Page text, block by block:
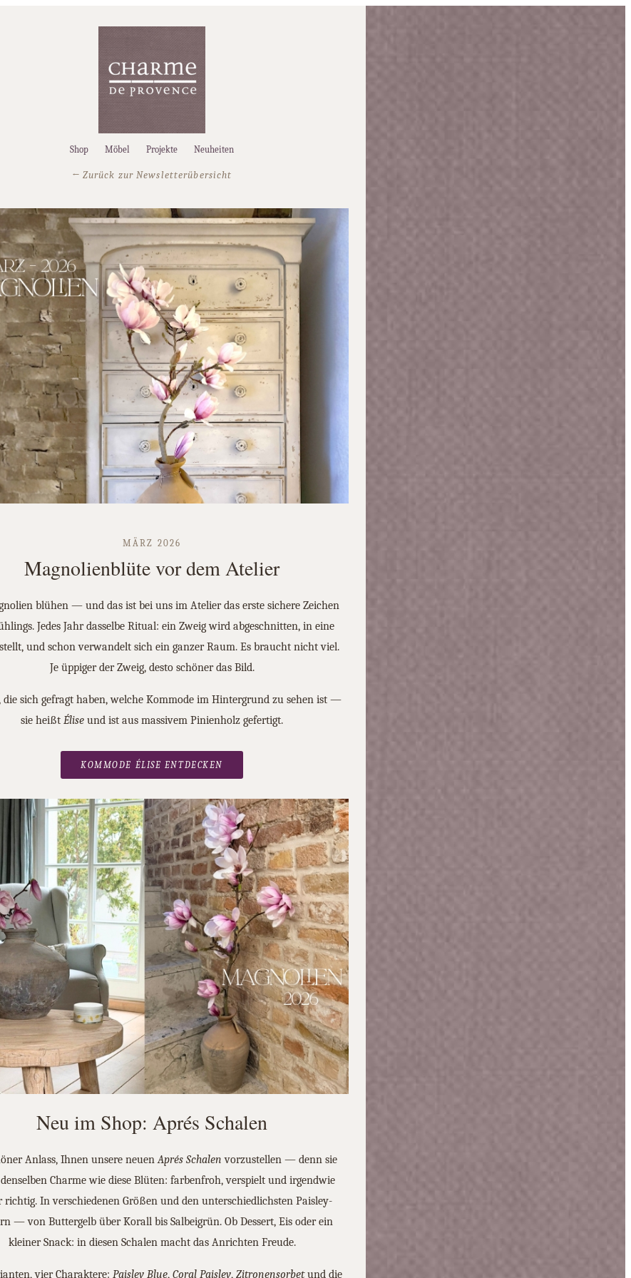
Shop Möbel Projekte Neuheiten
← Zurück zur Newsletterübersicht
MÄRZ 2026
Magnolienblüte vor dem Atelier
blühen — und das ist bei uns im Atelier das erste sichere Zeichen
Jedes Jahr dasselbe Ritual: ein Zweig wird abgeschnitten, in eine
und schon verwandelt sich ein ganzer Raum. Es braucht nicht viel.
Je üppiger der Zweig, desto schöner das Bild.
die sich gefragt haben, welche Kommode im Hintergrund zu sehen ist —
sie heißt Élise und ist aus massivem Pinienholz gefertigt.
KOMMODE ÉLISE ENTDECKEN
Neu im Shop: Aprés Schalen
Anlass, Ihnen unsere neuenAprés Schalen vorzustellen — denn sie
Charme wie diese Blüten: farbenfroh, verspielt und irgendwie
richtig. In verschiedenen Größen und den unterschiedlichsten Paisley-
— von Buttergelb über Korall bis Salbeigrün. Ob Dessert, Eis oder ein
kleiner Snack: in diesen Schalen macht das Anrichten Freude.
vier Charaktere: Paisley Blue, Coral Paisley, Zitronensorbetund die